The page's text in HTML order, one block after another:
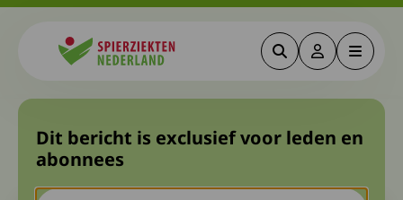
ZoekenDeze link
Menu
Verslag van SMA Congres in
Gent
Dit bericht is exclusief voor leden en
abonnees